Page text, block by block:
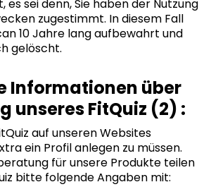
es sei denn, Sie haben der Nutzung
zugestimmt. In diesem Fall
10 Jahre lang aufbewahrt und
gelöscht.
Informationen über
unseres FitQuiz (2) :
auf unseren Websites
ein Profil anlegen zu müssen.
für unsere Produkte teilen
bitte folgende Angaben mit: